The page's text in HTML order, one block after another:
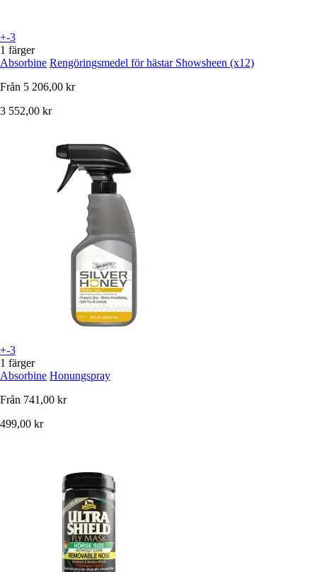
+-3
1 färger
Absorbine Rengöringsmedel för hästar Showsheen (x12)
Från 5 206,00 kr
3 552,00 kr
+-3
1 färger
Absorbine Honungspray
Från 741,00 kr
499,00 kr